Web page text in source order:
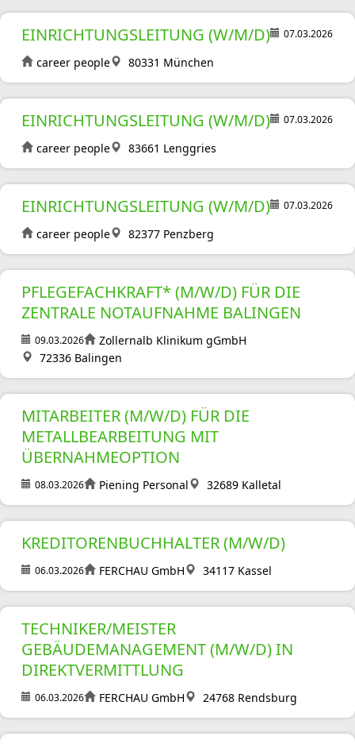
EINRICHTUNGSLEITUNG (W/M/D) 07.03.2026
career people 80331 München
EINRICHTUNGSLEITUNG (W/M/D) 07.03.2026
career people 83661 Lenggries
EINRICHTUNGSLEITUNG (W/M/D) 07.03.2026
career people 82377 Penzberg
PFLEGEFACHKRAFT* (M/W/D) FÜR DIE
ZENTRALE NOTAUFNAHME BALINGEN
09.03.2026
Zollernalb Klinikum gGmbH
72336 Balingen
MITARBEITER (M/W/D) FÜR DIE
METALLBEARBEITUNG MIT
ÜBERNAHMEOPTION
08.03.2026 Piening Personal 32689 Kalletal
KREDITORENBUCHHALTER (M/W/D)
06.03.2026 FERCHAU GmbH 34117 Kassel
TECHNIKER/MEISTER
GEBÄUDEMANAGEMENT (M/W/D) IN
DIREKTVERMITTLUNG
06.03.2026 FERCHAU GmbH 24768 Rendsburg